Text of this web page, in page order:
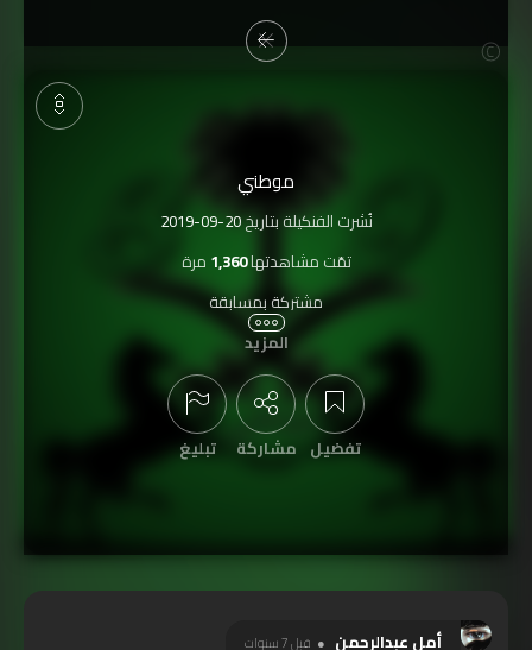
موطني
نُشرت الفنكيلة بتاريخ2019-09-20
تمّت مشاهدتها1,360 مرة
مشتركة بمسابقة
اليوم الوطني السعودي 89 لعام 2019
المزيد
تفضيل مشاركة تبليغ
أمل عبدالرحمن قبل 7 سنوات